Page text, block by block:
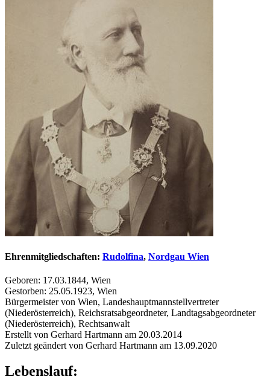
Ehrenmitgliedschaften: Rudolfina, Nordgau Wien
Geboren: 17.03.1844, Wien
Gestorben: 25.05.1923, Wien
Bürgermeister von Wien, Landeshauptmannstellvertreter
(Niederösterreich), Reichsratsabgeordneter, Landtagsabgeordneter
(Niederösterreich), Rechtsanwalt
Erstellt von Gerhard Hartmann am 20.03.2014
Zuletzt geändert von Gerhard Hartmann am 13.09.2020
Lebenslauf: